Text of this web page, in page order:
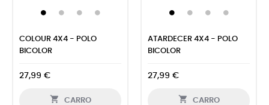
COLOUR 4X4 - POLO
BICOLOR
27,99 €
 CARRO
ATARDECER 4X4 - POLO
BICOLOR
27,99 €
 CARRO